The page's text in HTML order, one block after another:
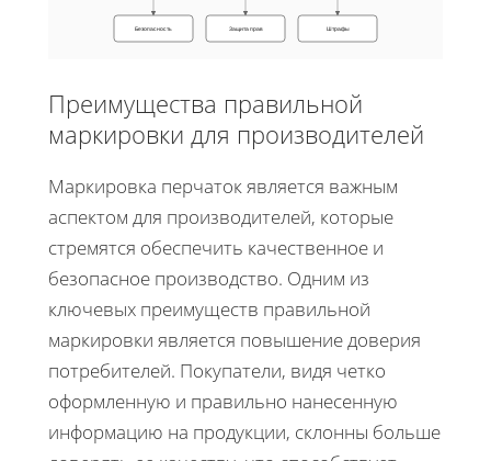
Безопасность Защита прав Штрафы
Преимущества правильной
маркировки для производителей
Маркировка перчаток является важным
аспектом для производителей, которые
стремятся обеспечить качественное и
безопасное производство. Одним из
ключевых преимуществ правильной
маркировки является повышение доверия
потребителей. Покупатели, видя четко
оформленную и правильно нанесенную
информацию на продукции, склонны больше